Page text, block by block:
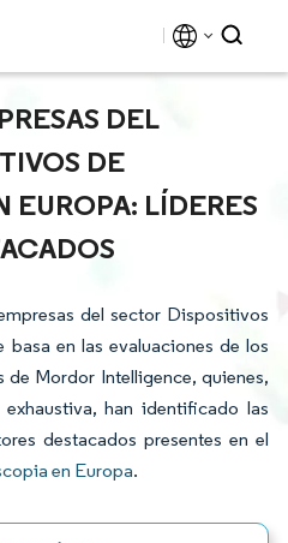
DEL
DE
EUROPA: LÍDERES
del sector Dispositivos
en las evaluaciones de los
de Mordor Intelligence, quienes,
han identificado las
destacados presentes en el
en Europa.